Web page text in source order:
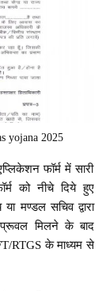
yojana 2025
फॉर्म में सारी
को नीचे दिये हुए
मण्डल सचिव द्वारा
मिलने के बाद
RTGS के माध्यम से